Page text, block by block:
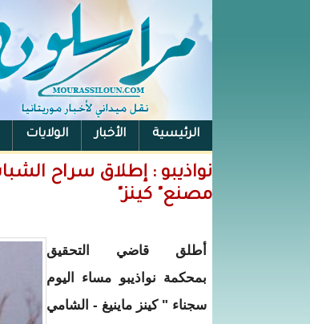
الرئيسية الأخبار الولايات
الفيس بوك
نواذيبو : إطلاق سراح
مصنع" كينز"
أطلق قاضي التحقيق
بمحكمة نواذيبو مساء اليوم
سجناء " كينز ماينيغ - الشامي